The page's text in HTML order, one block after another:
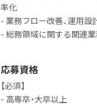
率化
- 業務フロー改善、運用設
- 総務領域に関する関連
応募資格
【必須】
- 高専卒・大卒以上